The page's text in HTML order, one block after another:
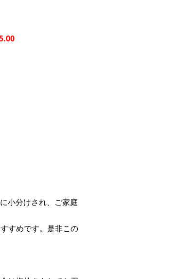
小分けされ、ご家庭
すめです。是非この